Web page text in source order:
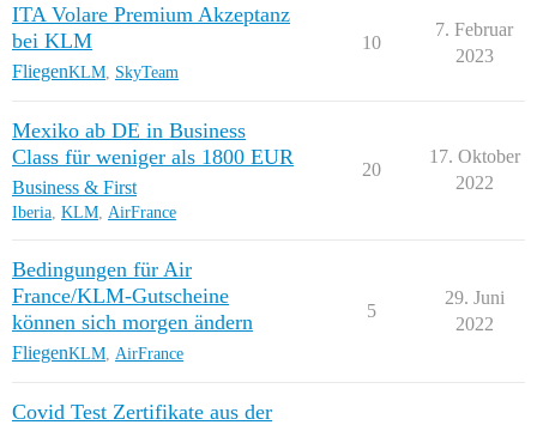
ITA Volare Premium Akzeptanz
bei KLM
FliegenKLM SkyTeam
10
7. Februar
2023
Mexiko ab DE in Business
Class für weniger als 1800 EUR
Business & First
Iberia, KLM, AirFrance
20
17. Oktober
2022
Bedingungen für Air
France/KLM-Gutscheine
können sich morgen ändern
FliegenKLM AirFrance
5
29. Juni
2022
Covid Test Zertifikate aus der